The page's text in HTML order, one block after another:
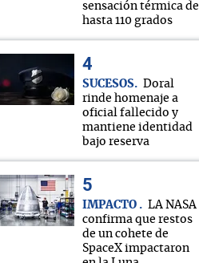
sensación térmica de
hasta 110 grados
SUCESOS
Doral
rinde homenaje a
oficial fallecido y
mantiene identidad
bajo reserva
IMPACTO
LA NASA
confirma que restos
de un cohete de
SpaceX impactaron